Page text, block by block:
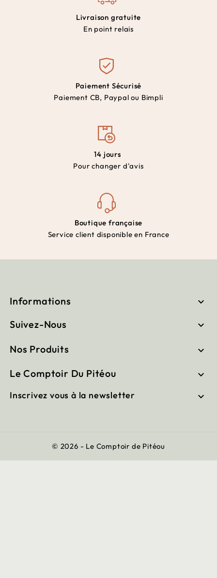
Livraison gratuite
En point relais
Paiement Sécurisé
Paiement CB, Paypal ou Bimpli
14 jours
Pour changer d'avis
Boutique française
Service client disponible en France
Informations 
Suivez-Nous 
Nos Produits 
Le Comptoir Du Pitéou 
Inscrivez vous à la newsletter 
© 2026 - Le Comptoir de Pitéou